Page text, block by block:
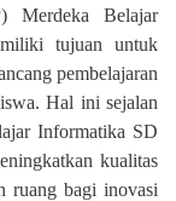
Merdeka Belajar
tujuan untuk
pembelajaran
Hal ini sejalan
Informatika SD
kualitas
ruang bagi inovasi